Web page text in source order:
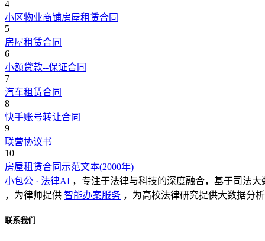
4
小区物业商铺房屋租赁合同
5
房屋租赁合同
6
小额贷款--保证合同
7
汽车租赁合同
8
快手账号转让合同
9
联营协议书
10
房屋租赁合同示范文本(2000年)
小包公 · 法律AI ，专注于法律与科技的深度融合，基于司法
，为律师提供 智能办案服务 ，为高校法律研究提供大数据分
联系我们